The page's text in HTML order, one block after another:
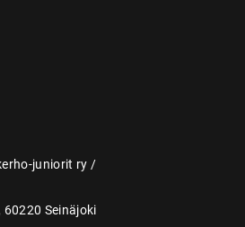
juniorit ry /
Seinäjoki